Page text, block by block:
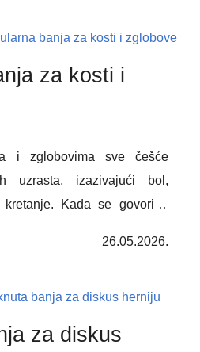
hidroterapije,
i individualno prilagođenih
ublažavanju bolova,
i kvalitetnijem
za kosti i
i zglobovima sve češće
uzrasta, izazivajući bol,
kretanje. Kada se govori o
Lukovska Banja zauzima
prirodnom okruženju i
namenjenim očuvanju
lokomotornog sistema.
26.05.2026.
za diskus